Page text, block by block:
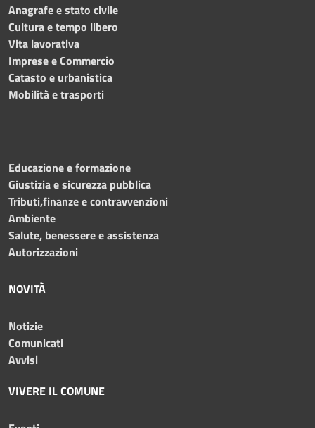
Anagrafe e stato civile
Cultura e tempo libero
Vita lavorativa
Imprese e Commercio
Catasto e urbanistica
Mobilità e trasporti
Educazione e formazione
Giustizia e sicurezza pubblica
Tributi,finanze e contravvenzioni
Ambiente
Salute, benessere e assistenza
Autorizzazioni
NOVITÀ
Notizie
Comunicati
Avvisi
VIVERE IL COMUNE